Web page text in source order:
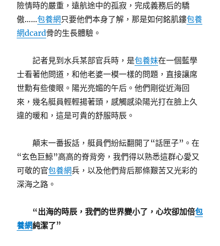
險情時的嚴重，遠航途中的孤寂，完成義務后的驕
傲……包養網 只要他們本身了解，那是如何銘肌鏤包養
網dcard骨的生長體驗。
記者見到水兵某部官兵時，是包養妹在一個藍學
士看著他問道，和他老婆一模一樣的問題，直接讓席
世勳有些傻眼。陽光亮媚的午后。他們剛從近海回
來，幾名艇員輕輕揚著頭，感觸感染陽光打在臉上久
違的暖和，這是可貴的舒服時辰。
顛末一番扳話，艇員們紛紜翻開了“話匣子”。在
“玄色巨鯨”高高的脊背旁，我們得以熟悉這群心愛又
可敬的官包養網兵，以及他們背后那條艱苦又光彩的
深海之路。
“出海的時辰，我們的世界變小了，心坎卻加倍包
養網純潔了”